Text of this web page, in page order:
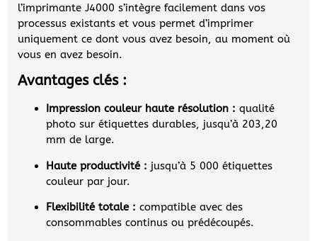
l’imprimante J4000 s’intègre facilement dans vos
processus existants et vous permet d’imprimer
uniquement ce dont vous avez besoin, au moment où
vous en avez besoin.
Avantages clés :
Impression couleur haute résolution : qualité
photo sur étiquettes durables, jusqu’à 203,20
mm de large.
Haute productivité : jusqu’à 5 000 étiquettes
couleur par jour.
Flexibilité totale : compatible avec des
consommables continus ou prédécoupés.